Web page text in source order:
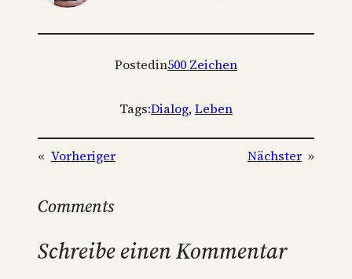
Postedin500 Zeichen
Tags:Dialog, Leben
« Vorheriger Nächster »
Comments
Schreibe einen Kommentar